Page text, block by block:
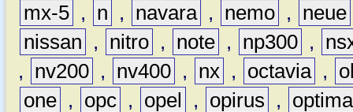
mx-5 , n , navara , nemo , neue
nissan
, nitro , note , np300 ,
,
nv200 , nv400 , nx , octavia ,
one , opc , opel , opirus ,
optima